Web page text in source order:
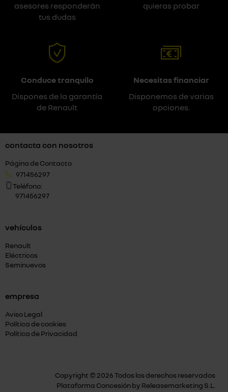
asesores responderán
tus dudas
quieras probar
Conduce tranquilo
Dispones de la garantía
de Renault
Necesitas financiar
Disponemos de varias
opciones.
contacta con nosotros
Página de Contacto
971456297
Teléfono:
971456297
vehículos
Renault
Eléctricos
Seminuevos
empresa
Aviso Legal
Política de cookies
Política de Privacidad
Copyright © 2026 Todos los derechos reservados
Plataforma Concesión by Releasemarketing S.L.